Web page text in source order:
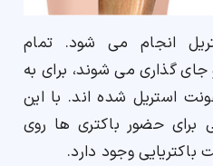
انجام می شود. تمام
گذاری می شوند، برای به
استریل شده اند. با این
حضور باکتری ها روی
باکتریایی وجود دارد.